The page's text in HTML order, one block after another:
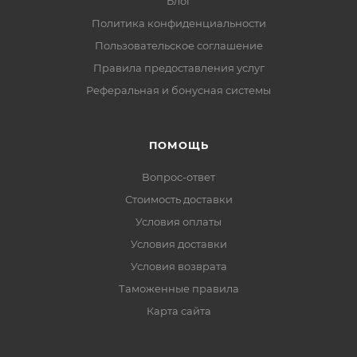
Политика конфиденциальности
Пользовательское соглашение
Правила предоставления услуг
Реферальная и бонусная системы
ПОМОЩЬ
Вопрос-ответ
Стоимость доставки
Условия оплаты
Условия доставки
Условия возврата
Таможенные правила
Карта сайта